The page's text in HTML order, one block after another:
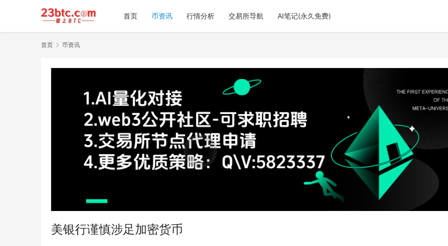
首页 币资讯 行情分析 交易所导航 AI笔记(永久免费)
首页 币资讯
美银行谨慎涉足加密货币